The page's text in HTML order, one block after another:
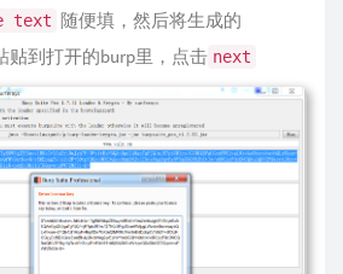
text 随便填，然后将生成的
贴到打开的burp里，点击 next